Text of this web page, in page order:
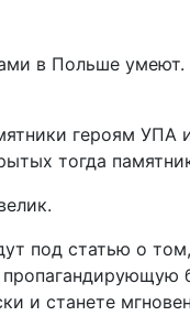
в Польше
героям
тогда
под статью о
и станете